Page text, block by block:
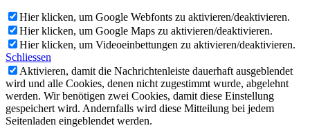
Hier klicken, um Google Webfonts zu aktivieren/deaktivieren.
Hier klicken, um Google Maps zu aktivieren/deaktivieren.
Hier klicken, um Videoeinbettungen zu aktivieren/deaktivieren.
Schliessen
Aktivieren, damit die Nachrichtenleiste dauerhaft ausgeblendet
wird und alle Cookies, denen nicht zugestimmt wurde, abgelehnt
werden. Wir benötigen zwei Cookies, damit diese Einstellung
gespeichert wird. Andernfalls wird diese Mitteilung bei jedem
Seitenladen eingeblendet werden.